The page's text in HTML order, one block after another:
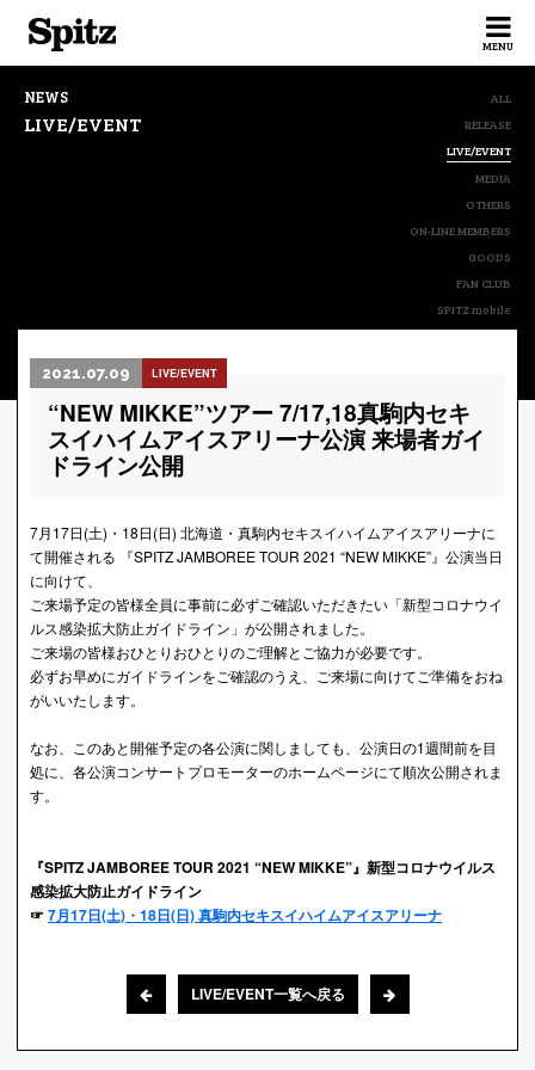
MENU
NEWS
LIVE/EVENT
ALL
RELEASE
LIVE/EVENT
MEDIA
OTHERS
ON-LINE MEMBERS
GOODS
FAN CLUB
SPITZ mobile
2021.07.09 LIVE/EVENT
“NEW MIKKE”ツアー 7/17,18真駒内セキ
スイハイムアイスアリーナ公演 来場者ガイ
ドライン公開
7月17日(土)・18日(日) 北海道・真駒内セキスイハイムアイスアリーナに
て開催される 『SPITZ JAMBOREE TOUR 2021 “NEW MIKKE”』公演当日
に向けて、
ご来場予定の皆様全員に事前に必ずご確認いただきたい「新型コロナウイ
ルス感染拡大防止ガイドライン」が公開されました。
ご来場の皆様おひとりおひとりのご理解とご協力が必要です。
必ずお早めにガイドラインをご確認のうえ、ご来場に向けてご準備をおね
がいいたします。
なお、このあと開催予定の各公演に関しましても、公演日の1週間前を目
処に、各公演コンサートプロモーターのホームページにて順次公開されま
す。
『SPITZ JAMBOREE TOUR 2021 “NEW MIKKE”』新型コロナウイルス
感染拡大防止ガイドライン
☞7月17日(土)・18日(日) 真駒内セキスイハイムアイスアリーナ
LIVE/EVENT一覧へ戻る